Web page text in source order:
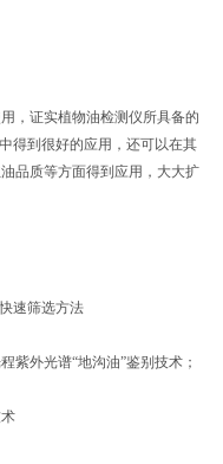
证实植物油检测仪所具备的
得到很好的应用，还可以在其
品质等方面得到应用，大大扩
速筛选方法
紫外光谱“地沟油”鉴别技术；